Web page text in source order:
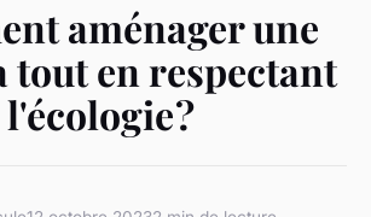
aménager une
tout en respectant
l'écologie ?